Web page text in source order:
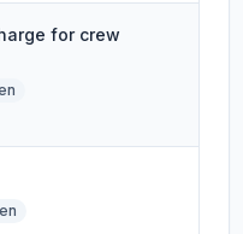
for crew